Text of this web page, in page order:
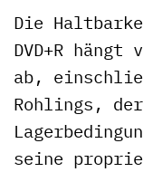
Die
DVD+R
ab,
Rohlings,
seine